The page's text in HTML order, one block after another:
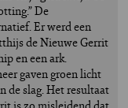
De
Er werd een
de Nieuwe Gerrit
en een ark.
gaven groen licht
de slag. Het resultaat